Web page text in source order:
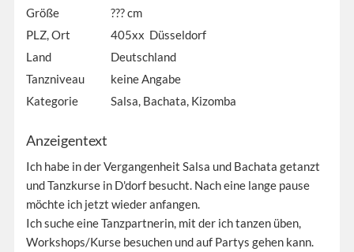
Größe
??? cm
PLZ, Ort
405xx Düsseldorf
Land
Deutschland
Tanzniveau
keine Angabe
Kategorie
Salsa, Bachata, Kizomba
Anzeigentext
Ich habe in der Vergangenheit Salsa und Bachata getanzt
und Tanzkurse in D'dorf besucht. Nach eine lange pause
möchte ich jetzt wieder anfangen.
Ich suche eine Tanzpartnerin, mit der ich tanzen üben,
Workshops/Kurse besuchen und auf Partys gehen kann.